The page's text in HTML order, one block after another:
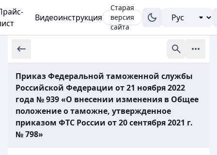
Видеоинструкция
Старая
версия
сайта
Приказ Федеральной таможенной службы
Российской Федерации от 21 ноября 2022
года № 939 «О внесении изменения в Общее
положение о таможне, утвержденное
приказом ФТС России от 20 сентября 2021 г.
№ 798»